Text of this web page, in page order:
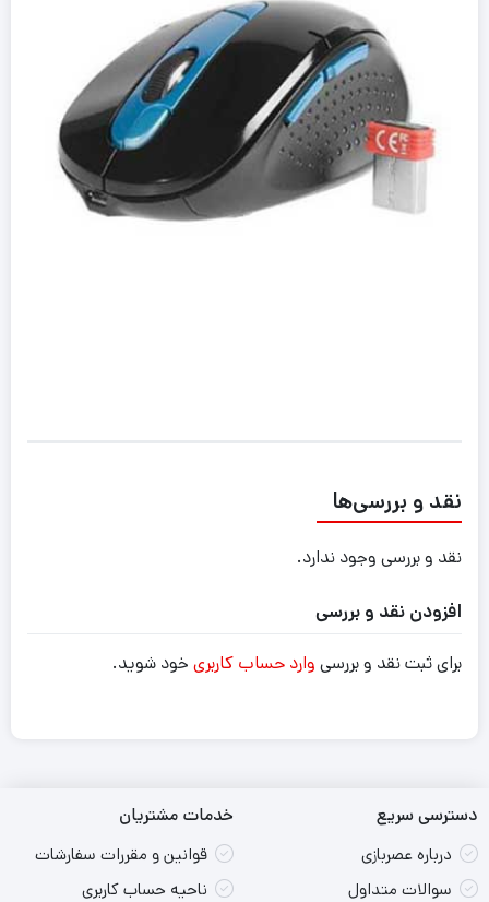
نقد و بررسی‌ها
نقد و بررسی وجود ندارد.
افزودن نقد و بررسی
برای ثبت نقد و بررسی وارد حساب کاربری خود شوید.
دسترسی سریع
درباره عصربازی
سوالات متداول
خدمات مشتریان
قوانین و مقررات سفارشات
ناحیه حساب کاربری